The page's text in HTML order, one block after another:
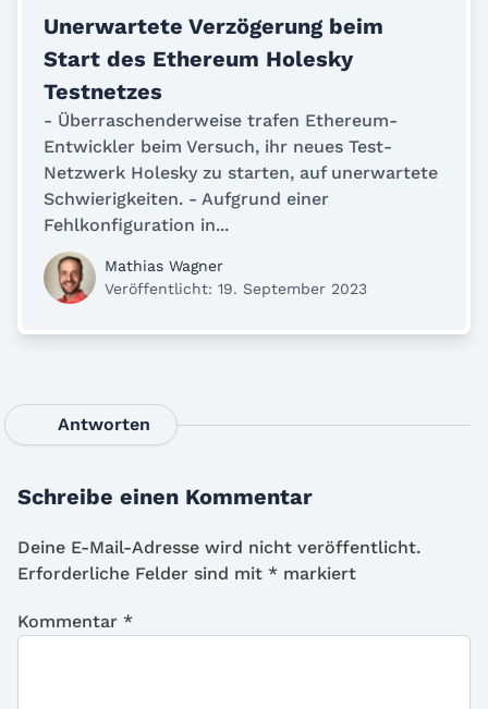
Unerwartete Verzögerung beim
Start des Ethereum Holesky
Testnetzes
- Überraschenderweise trafen Ethereum-
Entwickler beim Versuch, ihr neues Test-
Netzwerk Holesky zu starten, auf unerwartete
Schwierigkeiten. - Aufgrund einer
Fehlkonfiguration in...
Mathias Wagner
Veröffentlicht: 19. September 2023
Antworten
Schreibe einen Kommentar
Deine E-Mail-Adresse wird nicht veröffentlicht.
Erforderliche Felder sind mit * markiert
Kommentar *